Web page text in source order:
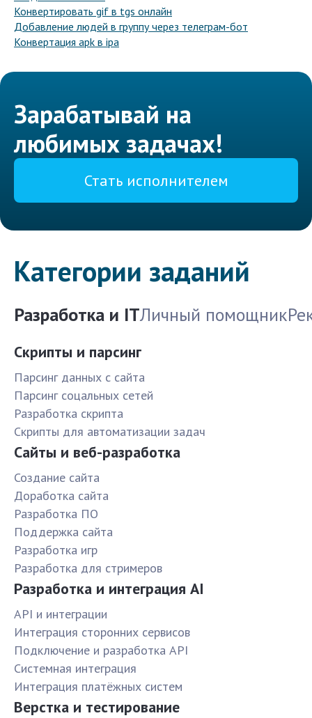
Конвертировать gif в tgs онлайн
Добавление людей в группу через телеграм-бот
Конвертация apk в ipa
Зарабатывай на
любимых задачах!
Стать исполнителем
Категории заданий
Разработка и ITЛичный помощник
Скрипты и парсинг
Парсинг данных с сайта
Парсинг соцальных сетей
Разработка скрипта
Скрипты для автоматизации задач
Сайты и веб-разработка
Создание сайта
Доработка сайта
Разработка ПО
Поддержка сайта
Разработка игр
Разработка для стримеров
Разработка и интеграция AI
API и интеграции
Интеграция сторонних сервисов
Подключение и разработка API
Системная интеграция
Интеграция платёжных систем
Верстка и тестирование